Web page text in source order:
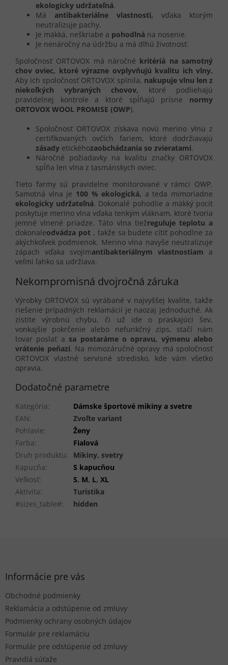
ekologicky udržateľná.
Má
antibakteriálne vlastnosti,
vďaka ktorým
neutralizuje pachy.
Je mäkká, neškriabe a pohodlná na nosenie.
Je nenáročný na údržbu a má dlhú životnosť.
Spoločnosť ORTOVOX má náročné kritériá na samotný
chov oviec, ktoré výrazne ovplyvňujú kvalitu ich vlny.
Aby ich spoločnosť ORTOVOX splnila, nakupuje vlnu len z
niekoľkých vybraných chovov, ktoré podliehajú
pravidelnej kontrole a ktoré spĺňajú prísne
normy
ORTOVOX WOOL PROMISE (OWP).
Spoločnosť ORTOVOX získava novú merino vlnu z
certifikovaných ovčích fariem, ktoré dodržiavajú
zásady etickéhozaobchádzania so zvieratami.
Náročné požiadavky na kvalitu značky ORTOVOX
spĺňa len vlna z tasmánskych oviec.
Tieto farmy sú pravidelne monitorované v rámci OWP.
Samotná vlna je 100 % ekologická, a teda mimoriadne
ekologicky udržateľná. Dokonalé pohodlie a mäkký pocit
poskytuje merino vlna vďaka tenkým vláknam, ktoré tvoria
jemné vlnené priadze. Táto vlna tiežreguluje teplotu a
dokonaleodvádza pot , takže sa budete cítiť pohodlne za
akýchkoľvek podmienok. Merino vlna navyše neutralizuje
zápach vďaka svojimantibakteriálnym vlastnostiam
a
veľmi ľahko sa udržiava.
Nekompromisná dvojročná záruka
Výrobky ORTOVOX sú vyrábané v najvyššej kvalite, takže
riešenie prípadných reklamácií je naozaj jednoduché. Ak
zistíte výrobnú chybu, či už ide o praskajúci šev,
vonkajšie pokrčenie alebo nefunkčný zips, stačí nám
tovar poslať a sa postaráme o opravu, výmenu alebo
vrátenie peňazí. Na mimozáručné opravy má spoločnosť
ORTOVOX vlastné servisné stredisko, kde vám všetko
opravia.
Dodatočné parametre
Kategória:
Dámske športové mikiny a svetre
EAN:
Zvoľte variant
Pohlavie:
Ženy
Farba:
Fialová
Druh produktu:
Mikiny, svetry
Kapucňa:
S kapucňou
Veľkosť: S, M, L, XL
Aktivita:
Turistika
#sizes_table#: hidden
Informácie pre vás
Obchodné podmienky
Reklamácia a odstúpenie od zmluvy
Podmienky ochrany osobných údajov
Formulár pre reklamáciu
Formulár pre odstúpenie od zmluvy
Pravidlá súťaže